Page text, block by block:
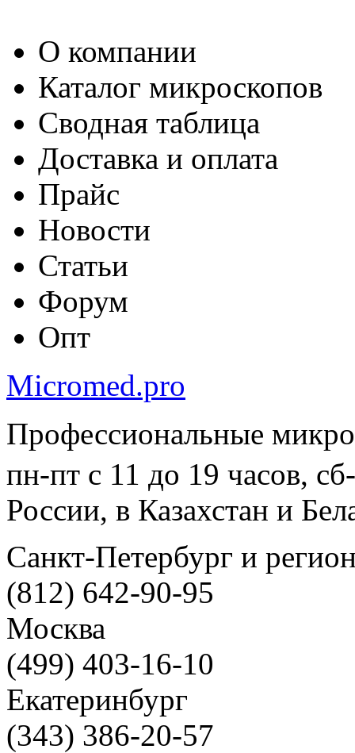
О компании
Каталог микроскопов
Сводная таблица
Доставка и оплата
Прайс
Новости
Статьи
Форум
Опт
Micromed.pro
Профессиональные
пн-пт с 11 до 19 часов,
России, в Казахстан и
Санкт-Петербург и
(812) 642-90-95
Москва
(499) 403-16-10
Екатеринбург
(343) 386-20-57